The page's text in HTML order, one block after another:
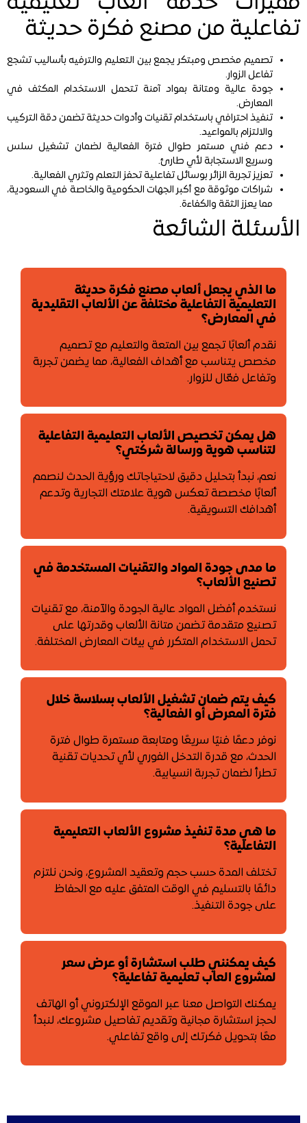
تفاعلية من مصنع فكرة حديثة
تصميم مخصص ومبتكر يجمع بين التعليم والترفيه بأساليب تشجع
تفاعل الزوار.
جودة عالية ومتانة بمواد آمنة تتحمل الاستخدام المكثف في
المعارض.
تنفيذ احترافي باستخدام تقنيات وأدوات حديثة تضمن دقة التركيب
والالتزام بالمواعيد.
دعم فني مستمر طوال فترة الفعالية لضمان تشغيل سلس
وسريع الاستجابة لأي طارئ.
تعزيز تجربة الزائر بوسائل تفاعلية تحفز التعلم وتثري الفعالية.
شراكات موثوقة مع أكبر الجهات الحكومية والخاصة في السعودية،
مما يعزز الثقة والكفاءة.
الأسئلة الشائعة
ما الذي يجعل ألعاب مصنع فكرة حديثة
التعليمية التفاعلية مختلفة عن الألعاب التقليدية
في المعارض؟
نقدم ألعابًا تجمع بين المتعة والتعليم مع تصميم
مخصص يتناسب مع أهداف الفعالية، مما يضمن تجربة
وتفاعل فعّال للزوار.
هل يمكن تخصيص الألعاب التعليمية التفاعلية
لتناسب هوية ورسالة شركتي؟
نعم، نبدأ بتحليل دقيق لاحتياجاتك ورؤية الحدث لنصمم
ألعابًا مخصصة تعكس هوية علامتك التجارية وتدعم
أهدافك التسويقية.
ما مدى جودة المواد والتقنيات المستخدمة في
تصنيع الألعاب؟
نستخدم أفضل المواد عالية الجودة والآمنة، مع تقنيات
تصنيع متقدمة تضمن متانة الألعاب وقدرتها على
تحمل الاستخدام المتكرر في بيئات المعارض المختلفة.
كيف يتم ضمان تشغيل الألعاب بسلاسة خلال
فترة المعرض أو الفعالية؟
نوفر دعمًا فنيًا سريعًا ومتابعة مستمرة طوال فترة
الحدث، مع قدرة التدخل الفوري لأي تحديات تقنية
تطرأ لضمان تجربة انسيابية.
ما هي مدة تنفيذ مشروع الألعاب التعليمية
التفاعلية؟
تختلف المدة حسب حجم وتعقيد المشروع، ونحن نلتزم
دائمًا بالتسليم في الوقت المتفق عليه مع الحفاظ
على جودة التنفيذ.
كيف يمكنني طلب استشارة أو عرض سعر
لمشروع العاب تعليمية تفاعلية؟
يمكنك التواصل معنا عبر الموقع الإلكتروني أو الهاتف
لحجز استشارة مجانية وتقديم تفاصيل مشروعك، لنبدأ
معًا بتحويل فكرتك إلى واقع تفاعلي.